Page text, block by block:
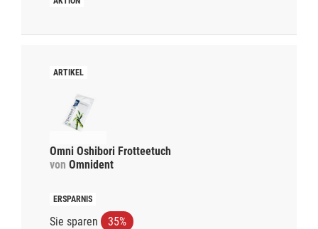
Omni Oshibori Frotteetuch
von Omnident
Sie sparen 35%